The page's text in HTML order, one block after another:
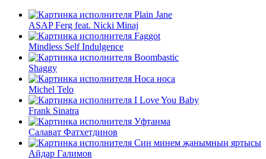
Plain Jane
ASAP Ferg feat. Nicki Minaj
Faggot
Mindless Self Indulgence
Boombastic
Shaggy
Носа носа
Michel Telo
I Love You Baby
Frank Sinatra
Уфтанма
Салават Фатхетдинов
Син минем җанымның яртысы
Айдар Галимов